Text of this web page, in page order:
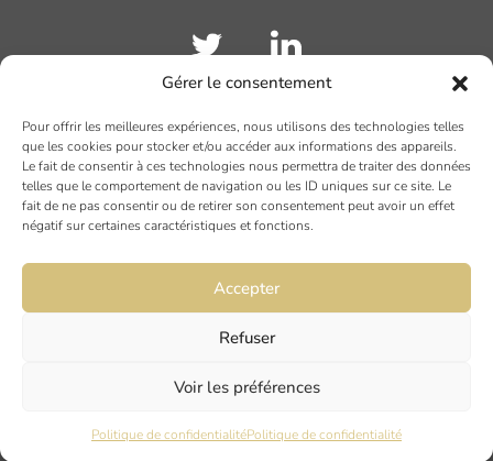
Gérer le consentement
Pour offrir les meilleures expériences, nous utilisons des technologies telles
que les cookies pour stocker et/ou accéder aux informations des appareils.
Le fait de consentir à ces technologies nous permettra de traiter des données
telles que le comportement de navigation ou les ID uniques sur ce site. Le
fait de ne pas consentir ou de retirer son consentement peut avoir un effet
négatif sur certaines caractéristiques et fonctions.
Accepter
Refuser
Voir les préférences
Politique de confidentialitéPolitique de confidentialité
TOULOUSE
19 rue Ninau
31000 TOULOUSE
21000 DIJON
NANTES
45 rue Maréchal Joffre